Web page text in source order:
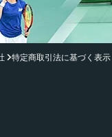
特定商取引法に基づく表示